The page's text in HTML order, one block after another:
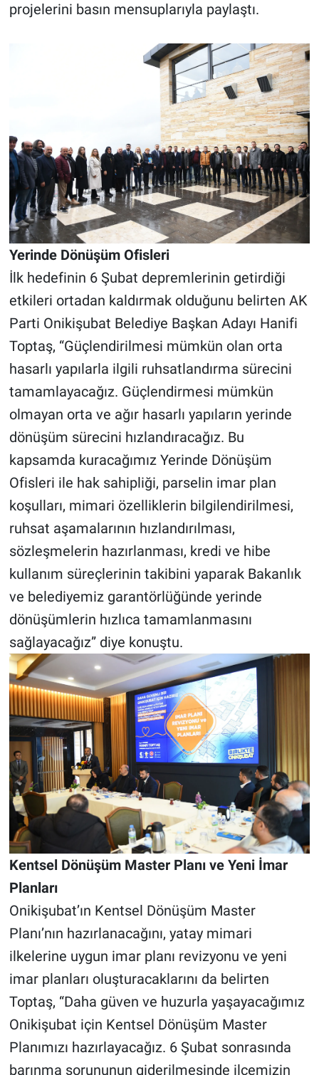
projelerini basın mensuplarıyla paylaştı.
Yerinde Dönüşüm Ofisleri
İlk hedefinin 6 Şubat depremlerinin getirdiği
etkileri ortadan kaldırmak olduğunu belirten AK
Parti Onikişubat Belediye Başkan Adayı Hanifi
Toptaş, “Güçlendirilmesi mümkün olan orta
hasarlı yapılarla ilgili ruhsatlandırma sürecini
tamamlayacağız. Güçlendirmesi mümkün
olmayan orta ve ağır hasarlı yapıların yerinde
dönüşüm sürecini hızlandıracağız. Bu
kapsamda kuracağımız Yerinde Dönüşüm
Ofisleri ile hak sahipliği, parselin imar plan
koşulları, mimari özelliklerin bilgilendirilmesi,
ruhsat aşamalarının hızlandırılması,
sözleşmelerin hazırlanması, kredi ve hibe
kullanım süreçlerinin takibini yaparak Bakanlık
ve belediyemiz garantörlüğünde yerinde
dönüşümlerin hızlıca tamamlanmasını
sağlayacağız” diye konuştu.
Kentsel Dönüşüm Master Planı ve Yeni İmar
Planları
Onikişubat’ın Kentsel Dönüşüm Master
Planı’nın hazırlanacağını, yatay mimari
ilkelerine uygun imar planı revizyonu ve yeni
imar planları oluşturacaklarını da belirten
Toptaş, “Daha güven ve huzurla yaşayacağımız
Onikişubat için Kentsel Dönüşüm Master
Planımızı hazırlayacağız. 6 Şubat sonrasında
barınma sorununun giderilmesinde ilçemizin